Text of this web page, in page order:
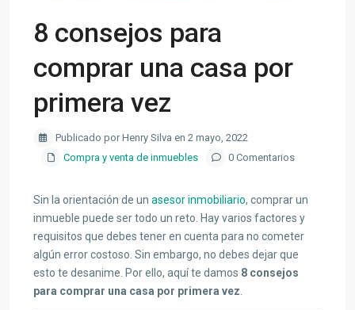
8 consejos para
comprar una casa por
primera vez
Publicado por Henry Silva en 2 mayo, 2022
Compra y venta de inmuebles
0 Comentarios
Sin la orientación de un asesor inmobiliario, comprar un
inmueble puede ser todo un reto. Hay varios factores y
requisitos que debes tener en cuenta para no cometer
algún error costoso. Sin embargo, no debes dejar que
esto te desanime. Por ello, aquí te damos 8 consejos
para comprar una casa por primera vez